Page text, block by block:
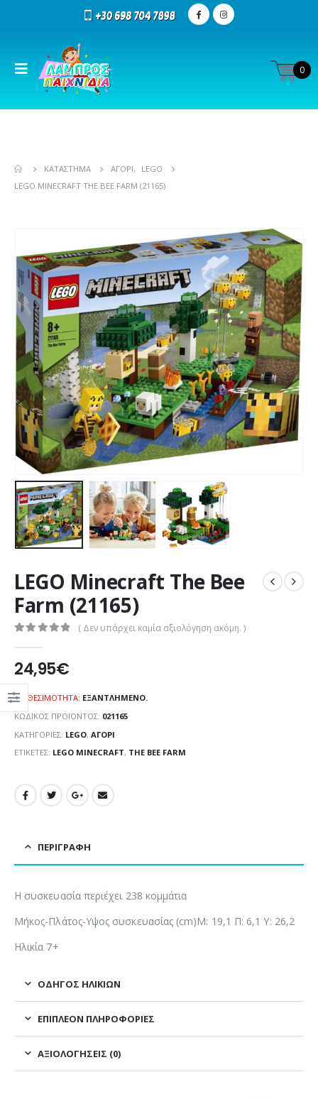
0
ΚΑΤΆΣΤΗΜΑ ΑΓΌΡΙ,
LEGO
LEGO MINECRAFT THE BEE FARM (21165)
LEGO Minecraft The Bee
Farm (21165)
( Δεν υπάρχει καμία αξιολόγηση ακόμη. )
24,95€
ΔΙΑΘΕΣΙΜΌΤΗΤΑ: ΕΞΑΝΤΛΗΜΈΝΟ.
ΚΩΔΙΚΌΣ ΠΡΟΪΌΝΤΟΣ: 021165
ΚΑΤΗΓΟΡΊΕΣ: LEGO, ΑΓΌΡΙ
ΕΤΙΚΈΤΕΣ: LEGO MINECRAFT, THE BEE FARM
ΠΕΡΙΓΡΑΦΉ
Η συσκευασία περιέχει 238 κομμάτια
Μήκος-Πλάτος-Υψος συσκευασίας (cm)M: 19,1 Π: 6,1 Υ: 26,2
Ηλικία 7+
ΟΔΗΓΌΣ ΗΛΙΚΙΏΝ
ΕΠΙΠΛΈΟΝ ΠΛΗΡΟΦΟΡΊΕΣ
ΑΞΙΟΛΟΓΉΣΕΙΣ (0)